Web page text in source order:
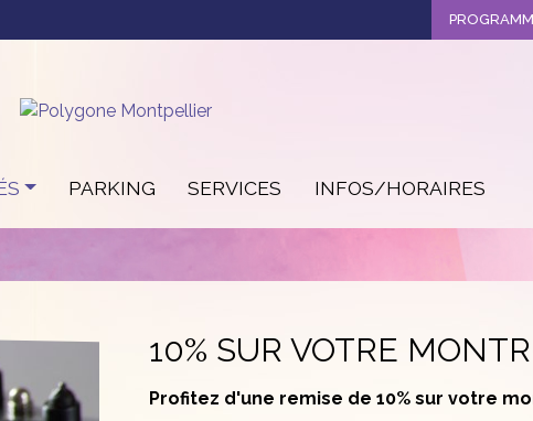
PARKING SERVICES INFOS/HORAIRES
10% SUR VOTRE
Profitez d'une remise de 10% sur votre